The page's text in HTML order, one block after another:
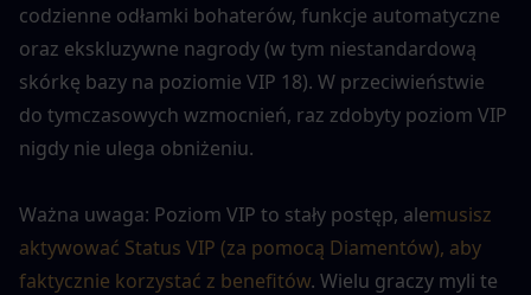
codzienne odłamki bohaterów, funkcje automatyczne
oraz ekskluzywne nagrody (w tym niestandardową
skórkę bazy na poziomie VIP 18). W przeciwieństwie
do tymczasowych wzmocnień, raz zdobyty poziom VIP
nigdy nie ulega obniżeniu.
Ważna uwaga: Poziom VIP to stały postęp, alemusisz
aktywować Status VIP (za pomocą Diamentów), aby
faktycznie korzystać z benefitów. Wielu graczy myli te